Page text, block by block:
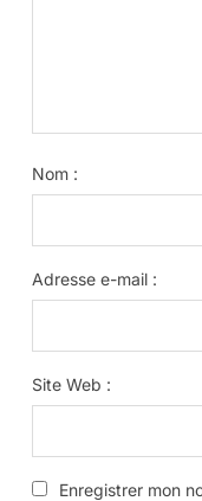
Nom :
Adresse e-mail :
Site Web :
Enregistrer mon